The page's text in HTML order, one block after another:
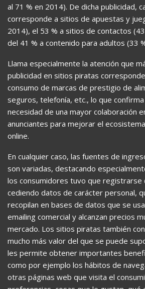
al 71 % en 2014). De dicha publicidad,
corresponde a sitios de apuestas y
2014), el 53 % a sitios de contactos
del 41 % a contenido para adultos (33
Llama especialmente la atención que
publicidad en sitios piratas
consumo de marcas de prestigio de
seguros, telefonía, etc., lo que
necesidad de una mayor colaboración
anunciantes para mejorar el
online.
En cualquier caso, las fuentes de
son variadas, destacando
los consumidores tuvo que registrarse
cediendo datos de carácter personal,
recopilan en bases de datos que se
emailing comercial y alcanzan precios
mercado. Los sitios piratas también
mucho más valor del que se puede
les permite obtener importantes
como por ejemplo los hábitos de
otras páginas web que visita el